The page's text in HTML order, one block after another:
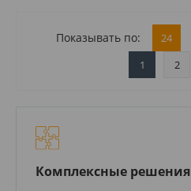
Показывать по: 24
1
2
Комплексные решения